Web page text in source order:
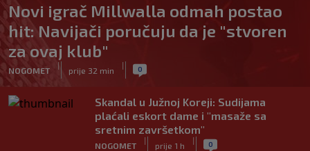
Novi igrač Millwalla odmah postao
hit: Navijači poručuju da je "stvoren
za ovaj klub"
NOGOMET
|
prije 32 min
| 0
Skandal u Južnoj Koreji: Sudijama
plaćali eskort dame i "masaže sa
sretnim završetkom"
NOGOMET
|
prije 1 h
| 0